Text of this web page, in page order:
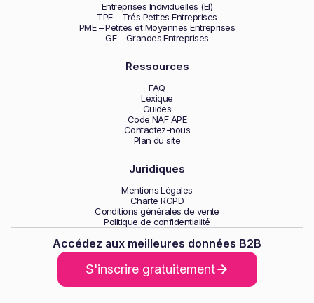
Entreprises Individuelles (EI)
TPE – Trés Petites Entreprises
PME – Petites et Moyennes Entreprises
GE – Grandes Entreprises
Ressources
FAQ
Lexique
Guides
Code NAF APE
Contactez-nous
Plan du site
Juridiques
Mentions Légales
Charte RGPD
Conditions générales de vente
Politique de confidentialité
Accédez aux meilleures données B2B
S'inscrire gratuitement